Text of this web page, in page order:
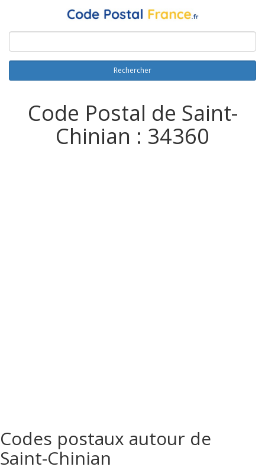
Rechercher
Code Postal de Saint-
Chinian : 34360
Codes postaux autour de
Saint-Chinian